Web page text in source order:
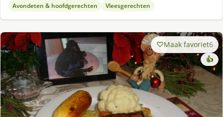
Avondeten & hoofdgerechten Vleesgerechten
Maak favoriet6
👍